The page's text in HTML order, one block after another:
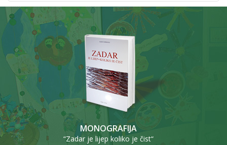
MONOGRAFIJA
“Zadar je lijep koliko je čist“